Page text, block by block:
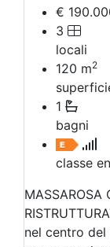
€
3
locali
120 m2
1
bagni
classe
MASSAROSA
nel centro del